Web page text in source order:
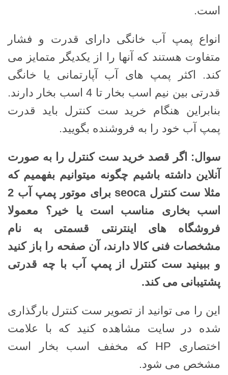
است.
انواع پمپ آب خانگی دارای قدرت و فشار
متفاوت هستند که آنها را از یکدیگر متمایز می
کند. اکثر پمپ های آب آپارتمانی یا خانگی
قدرتی بین نیم اسب بخار تا 4 اسب بخار دارند.
بنابراین هنگام خرید ست کنترل باید قدرت
پمپ آب خود را به فروشنده بگویید.
سوال: اگر قصد خرید ست کنترل را به صورت
آنلاین داشته باشیم چگونه میتوانیم بفهمیم که
مثلا ست کنترل seoca
برای موتور پمپ آب 2
اسب بخاری مناسب است یا خیر؟ معمولا
فروشگاه های اینترنتی قسمتی به نام
مشخصات فنی کالا دارند، آن صفحه را باز کنید
و ببینید ست کنترل از پمپ آب با چه قدرتی
پشتیبانی می کند.
این را می توانید از تصویر ست کنترل بارگذاری
شده در سایت مشاهده کنید که با علامت
اختصاری HP که مخفف اسب بخار است
مشخص می شود.